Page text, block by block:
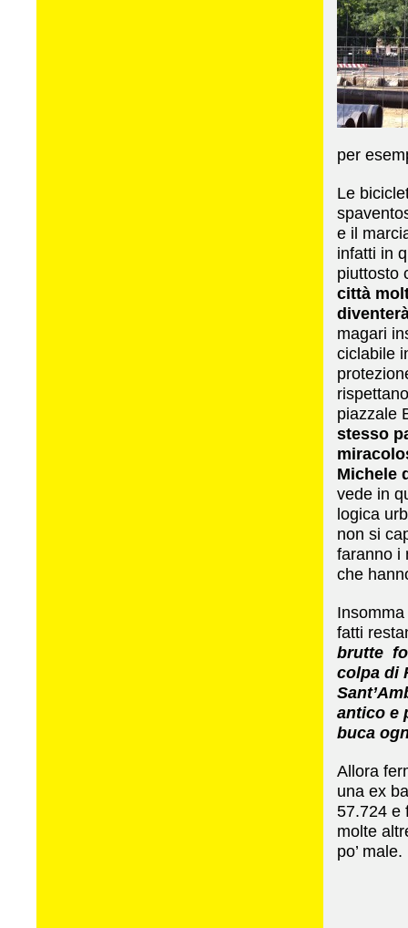
per
Le
e il
infatti in
piuttosto
città
magari
ciclabile
piazzale
stesso
Michele
vede in
logica
non si
faranno i
che
fatti
brutte
colpa di
antico e
buca
Allora
una ex
57.724 e
molte
po’ male.